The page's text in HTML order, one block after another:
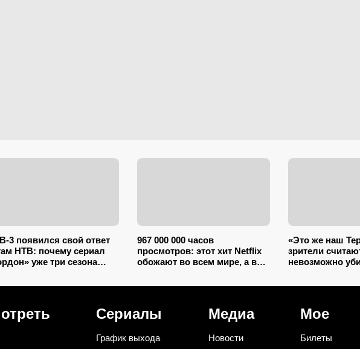
3 появился свой ответ
НТВ: почему сериал
уже три сезона
967 000 000 часов
просмотров: этот хит Netflix
обожают во всем мире, а в
«Это же наш
зрители
невозможно
Сериалы
График выхода
Медиа
Новости
Мое
Билеты